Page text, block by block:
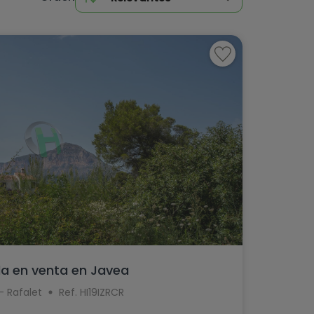
Desde 850.000 €
Desde 1.000.000 €
Hasta 500.000 €
Hasta 850.000 €
Hasta 1.000.000 €
Desde 4 habitaciones
Desde 5 habitaciones
De 6 a 9 habitaciones
Desde 10 habitaciones
en venta en Javea
Rafalet Ref. HI19IZRCR